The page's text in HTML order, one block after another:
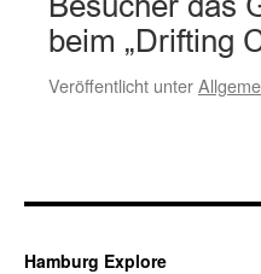
beim „Drifting
Veröffentlicht unter
Hamburg Explore